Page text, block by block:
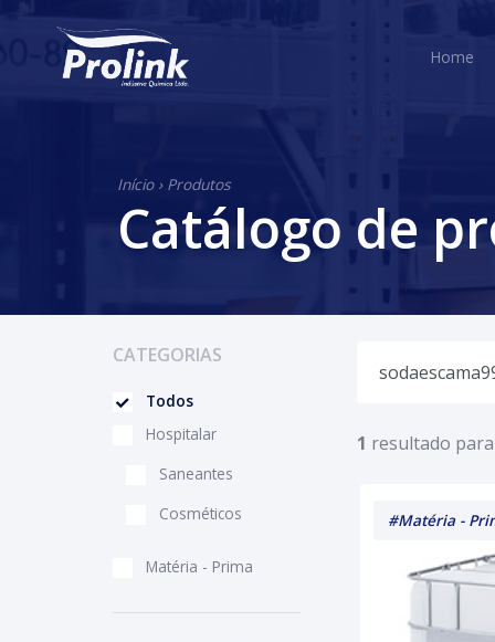
Home
Início› Produtos
Catálogo de
CATEGORIAS
Todos
Hospitalar
Saneantes
Cosméticos
Matéria - Prima
1 resultado
#Matéria -